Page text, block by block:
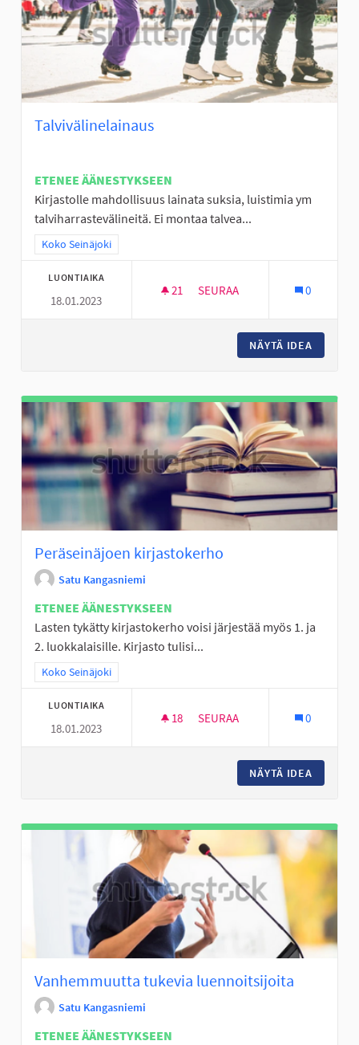
Talvivälinelainaus
ETENEE ÄÄNESTYKSEEN
Kirjastolle mahdollisuus lainata suksia, luistimia ym
talviharrastevälineitä. Ei montaa talvea...
Rajaa tulokset teeman mukaan: Koko Seinäjoki
Koko Seinäjoki
LUONTIAIKA
18.01.2023
21 21 SEURAAJAA
SEURAA 0
NÄYTÄ IDEA
Peräseinäjoen kirjastokerho
Satu Kangasniemi
ETENEE ÄÄNESTYKSEEN
Lasten tykätty kirjastokerho voisi järjestää myös 1. ja
2. luokkalaisille. Kirjasto tulisi...
Rajaa tulokset teeman mukaan: Koko Seinäjoki
Koko Seinäjoki
LUONTIAIKA
18.01.2023
18 18 SEURAAJAA
SEURAA 0
NÄYTÄ IDEA
Vanhemmuutta tukevia luennoitsijoita
Satu Kangasniemi
ETENEE ÄÄNESTYKSEEN